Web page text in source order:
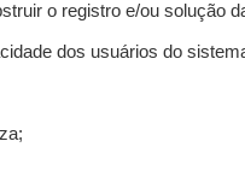
o registro e/ou solução
dos usuários do